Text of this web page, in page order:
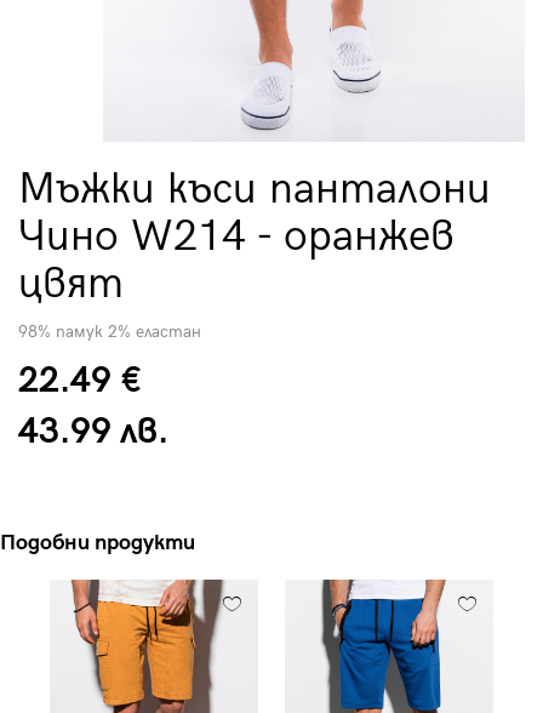
Мъжки къси панталони
Чино W214 - оранжев
цвят
98% памук 2% еластан
22.49 €
43.99 лв.
Подобни продукти